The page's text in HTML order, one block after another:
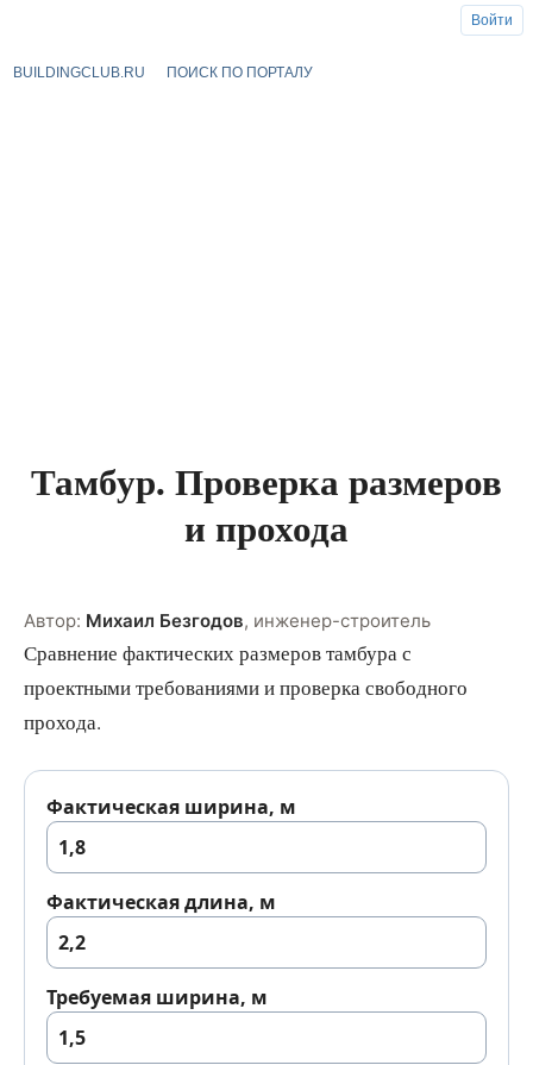
BUILDINGCLUB.RU ПОИСК ПО ПОРТАЛУ
Тамбур. Проверка размеров
и прохода
Автор: Михаил Безгодов, инженер-строитель
Сравнение фактических размеров тамбура с
проектными требованиями и проверка свободного
прохода.
Фактическая ширина, м
Фактическая длина, м
Требуемая ширина, м
Войти